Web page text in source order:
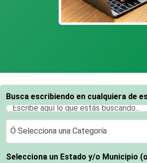
Busca escribiendo en cualquiera de
Ó Selecciona una Categoría
Ó Selecciona una Categoría
Selecciona un Estado y/o Municipio